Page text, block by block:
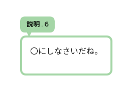
説明 . 6
〇にしなさいだね。